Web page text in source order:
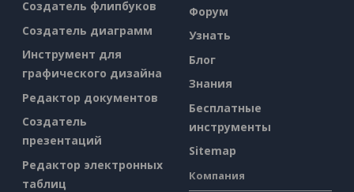
Создатель флипбуков
Создатель диаграмм
Инструмент для
графического дизайна
Редактор документов
Создатель
презентаций
Редактор электронных
таблиц
Форум
Узнать
Блог
Знания
Бесплатные
инструменты
Sitemap
Компания